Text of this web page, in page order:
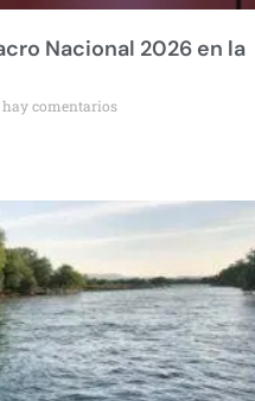
Nacional 2026 en la
hay comentarios